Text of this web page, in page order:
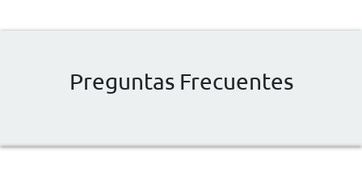
Preguntas Frecuentes